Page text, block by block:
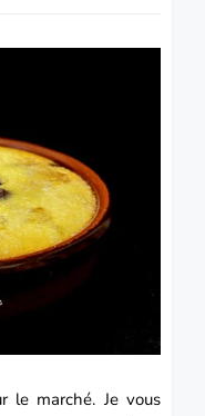
le marché. Je vous